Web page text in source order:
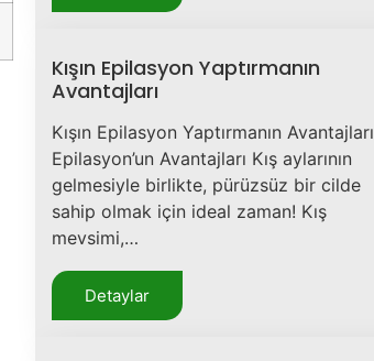
Kışın Epilasyon Yaptırmanın
Avantajları
Kışın Epilasyon Yaptırmanın Avantajları
Epilasyon’un Avantajları Kış aylarının
gelmesiyle birlikte, pürüzsüz bir cilde
sahip olmak için ideal zaman! Kış
mevsimi,…
Detaylar